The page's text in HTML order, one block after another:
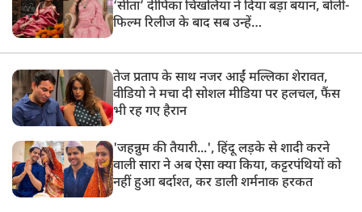
‘सीता’ दीपिका चिखलिया ने दिया बड़ा बयान, बोलीं-
फिल्म रिलीज के बाद सब उन्हें…
तेज प्रताप के साथ नजर आईं मल्लिका शेरावत,
वीडियो ने मचा दी सोशल मीडिया पर हलचल, फैंस
भी रह गए हैरान
'जहन्नुम की तैयारी...', हिंदू लड़के से शादी करने
वाली सारा ने अब ऐसा क्या किया, कट्टरपंथियों को
नहीं हुआ बर्दाश्त, कर डाली शर्मनाक हरकत